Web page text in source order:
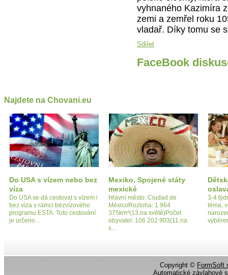
vyhnaného Kazimíra
zemi a zemřel roku
vladař. Díky tomu se
Sdílet
FaceBook
Najdete na Chovani.eu
Do USA s vízem nebo bez
víza
Do USA se dá cestovat s vízem i
bez víza v rámci bezvízového
programu ESTA. Toto cestování
je určeno…
Mexiko, Spojené státy
mexické
Hlavní město: Ciudad de
MéxicoRozloha: 1 964
375km²(13.na světě)Počet
obyvatel: 106 202 903(11.na
s…
3-4
téma,
Copyright © FormSoft
Automatické závlahové